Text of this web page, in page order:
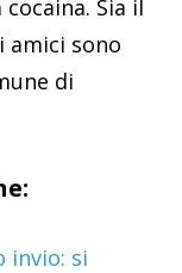
Sia il
amici sono
di
invio: si